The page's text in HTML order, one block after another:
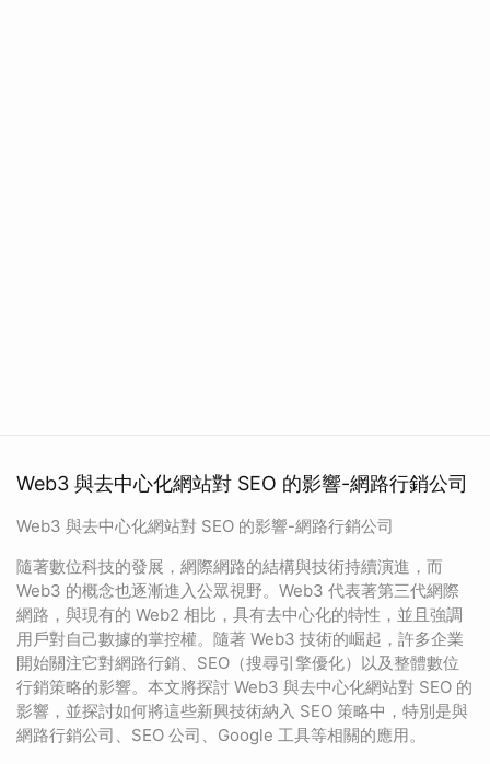
Web3 與去中心化網站對 SEO 的影響-網路行銷公司
Web3 與去中心化網站對 SEO 的影響-網路行銷公司
隨著數位科技的發展，網際網路的結構與技術持續演進，而
Web3 的概念也逐漸進入公眾視野。Web3 代表著第三代網際
網路，與現有的 Web2 相比，具有去中心化的特性，並且強調
用戶對自己數據的掌控權。隨著 Web3 技術的崛起，許多企業
開始關注它對網路行銷、SEO（搜尋引擎優化）以及整體數位
行銷策略的影響。本文將探討 Web3 與去中心化網站對 SEO 的
影響，並探討如何將這些新興技術納入 SEO 策略中，特別是與
網路行銷公司、SEO 公司、Google 工具等相關的應用。